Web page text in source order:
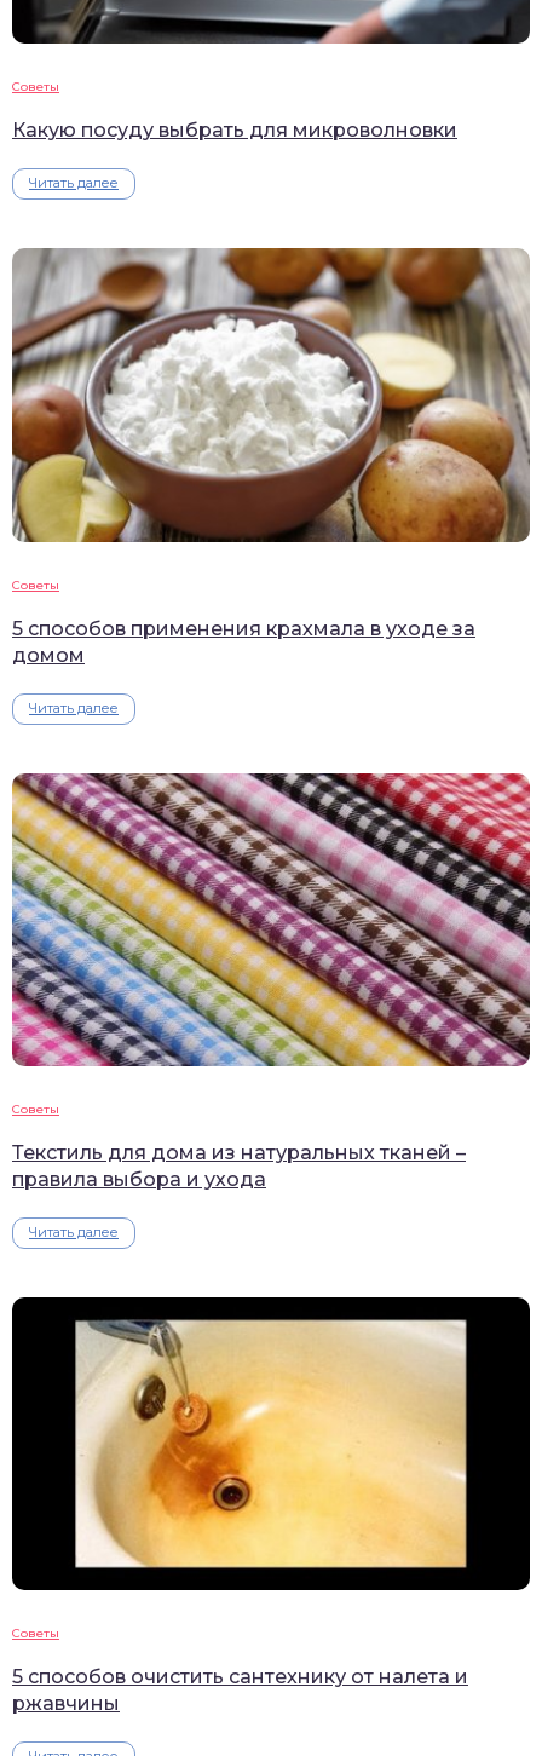
Советы
Какую посуду выбрать для микроволновки
Читать далее
Советы
5 способов применения крахмала в уходе за
домом
Читать далее
Советы
Текстиль для дома из натуральных тканей –
правила выбора и ухода
Читать далее
Советы
5 способов очистить сантехнику от налета и
ржавчины